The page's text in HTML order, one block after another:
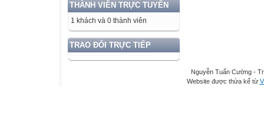
THÀNH VIÊN TRỰC TUYẾN
1 khách và 0 thành viên
TRAO ĐỔI TRỰC TIẾP
Nguyễn Tuấn Cường -
Website được thừa kế từ